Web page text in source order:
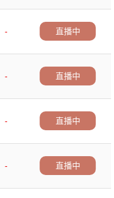
-
直播中
-
直播中
-
直播中
-
直播中